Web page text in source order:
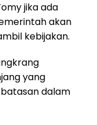
jika ada
akan
kebijakan.
yang
dalam